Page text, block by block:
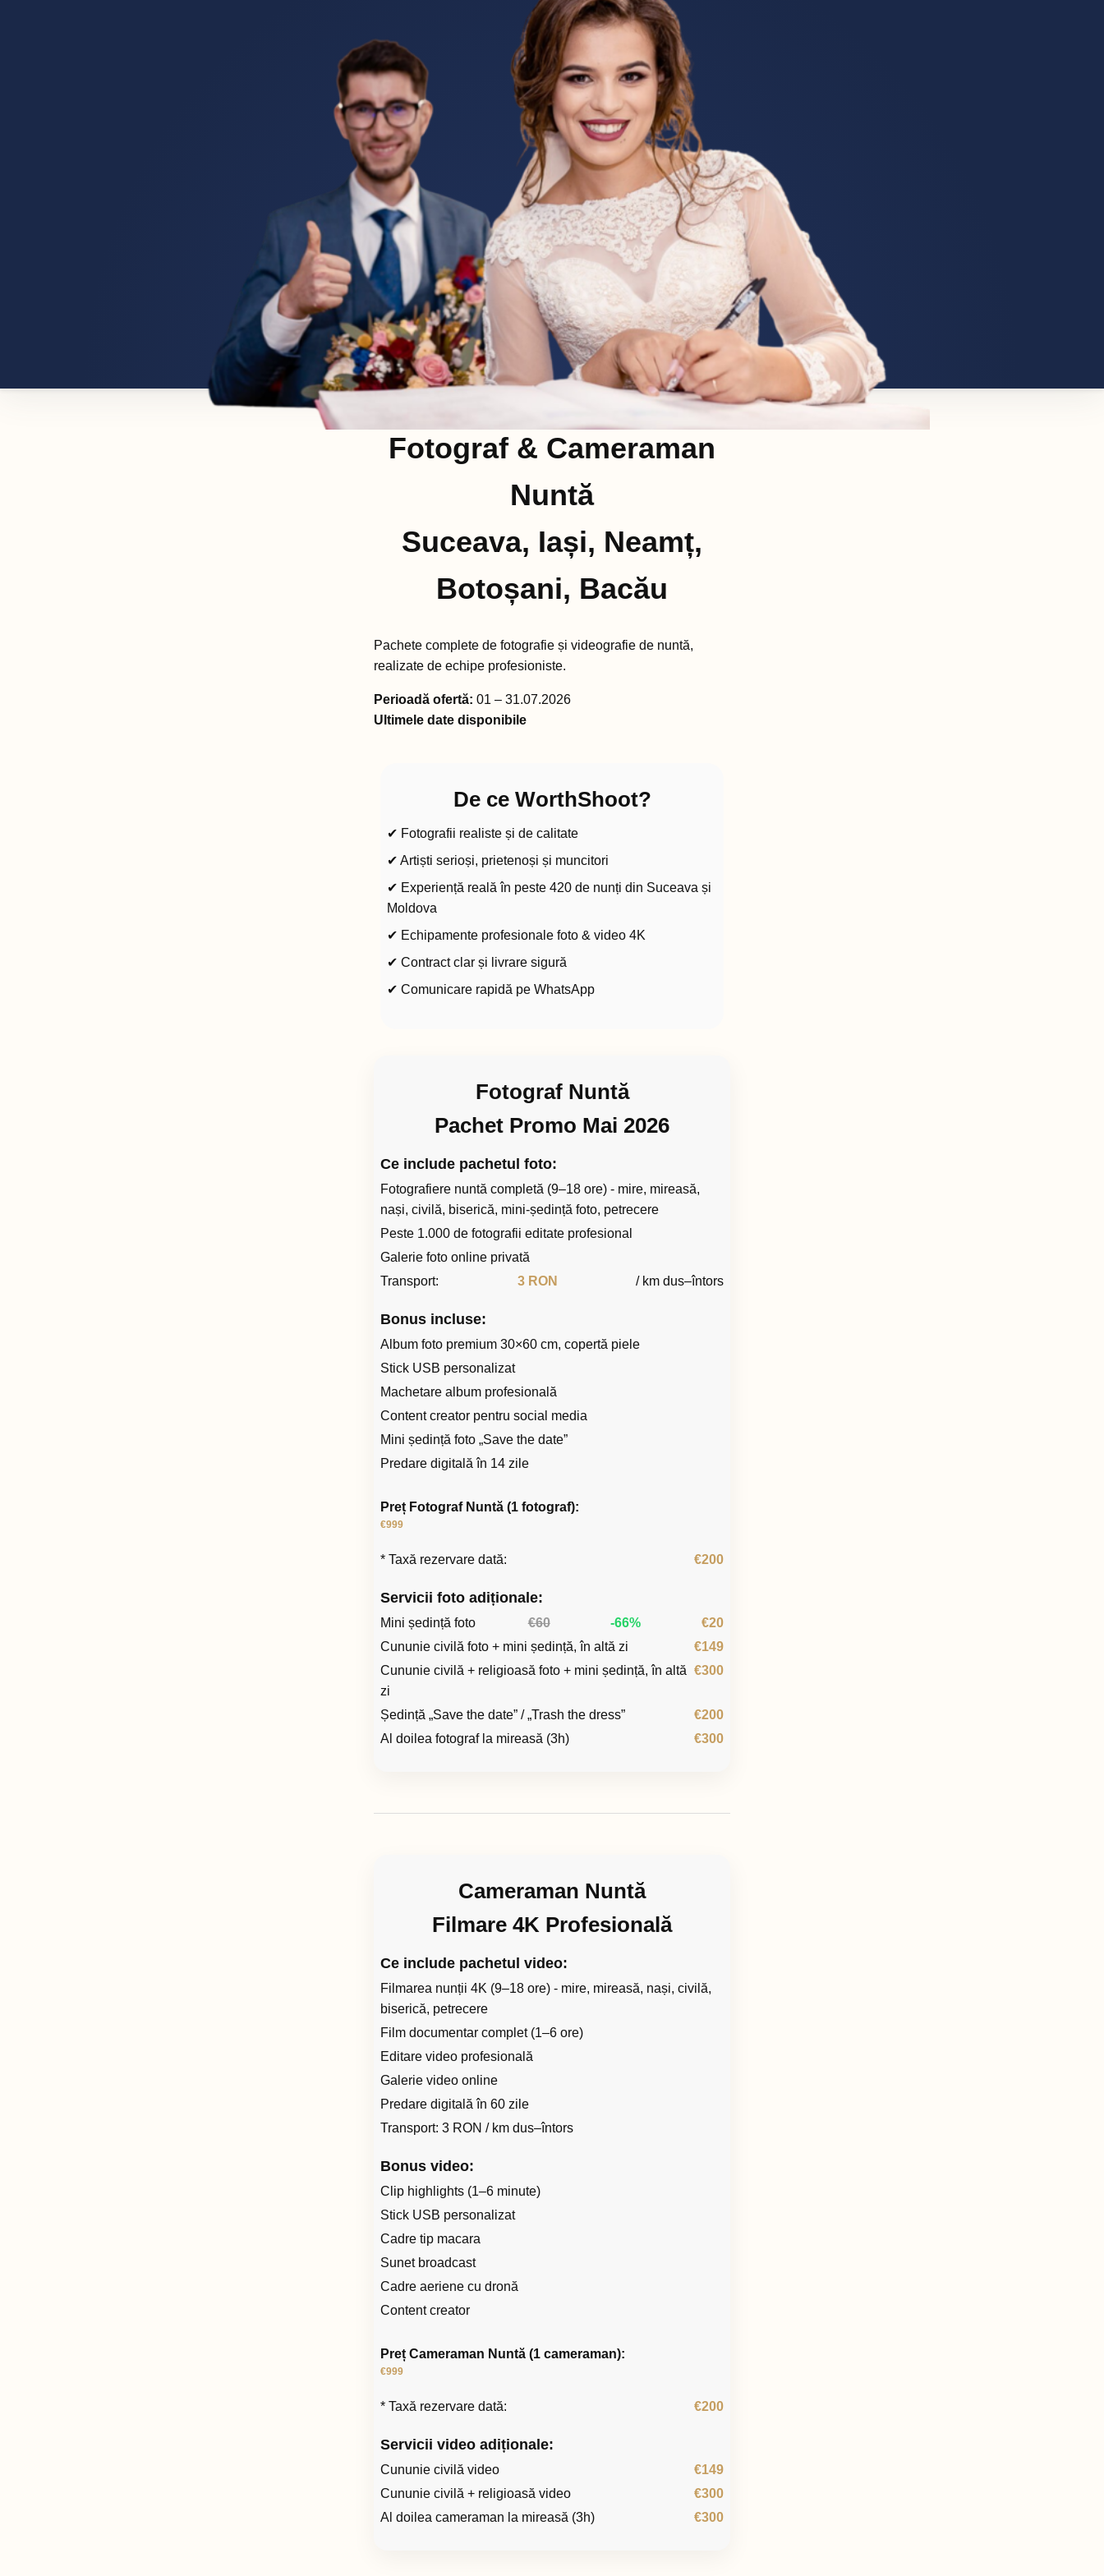
Fotograf & Cameraman
Nuntă
Suceava, Iași, Neamț,
Botoșani, Bacău
Pachete complete de fotografie și videografie de nuntă,
realizate de echipe profesioniste.
Perioadă ofertă: 01 – 31.07.2026
Ultimele date disponibile
De ce WorthShoot?
✔ Fotografii realiste și de calitate
✔ Artiști serioși, prietenoși și muncitori
✔ Experiență reală în peste 420 de nunți din Suceava și
Moldova
✔ Echipamente profesionale foto & video 4K
✔ Contract clar și livrare sigură
✔ Comunicare rapidă pe WhatsApp
Fotograf Nuntă
Pachet Promo Mai 2026
Ce include pachetul foto:
Fotografiere nuntă completă (9–18 ore) - mire, mireasă,
nași, civilă, biserică, mini-ședință foto, petrecere
Peste 1.000 de fotografii editate profesional
Galerie foto online privată
Transport:
3 RON / km dus–întors
Bonus incluse:
Album foto premium 30×60 cm, copertă piele
Stick USB personalizat
Machetare album profesională
Content creator pentru social media
Mini ședință foto „Save the date”
Predare digitală în 14 zile
Preț Fotograf Nuntă (1 fotograf):
€999
* Taxă rezervare dată: €200
Servicii foto adiționale:
Mini ședință foto €60 -66%
€20
Cununie civilă foto + mini ședință, în altă zi
€149
Cununie civilă + religioasă foto + mini ședință, în altă
zi
€300
Ședință „Save the date” / „Trash the dress”
€200
Al doilea fotograf la mireasă (3h)
€300
Cameraman Nuntă
Filmare 4K Profesională
Ce include pachetul video:
Filmarea nunții 4K (9–18 ore) - mire, mireasă, nași, civilă,
biserică, petrecere
Film documentar complet (1–6 ore)
Editare video profesională
Galerie video online
Predare digitală în 60 zile
Transport: 3 RON / km dus–întors
Bonus video:
Clip highlights (1–6 minute)
Stick USB personalizat
Cadre tip macara
Sunet broadcast
Cadre aeriene cu dronă
Content creator
Preț Cameraman Nuntă (1 cameraman):
€999
* Taxă rezervare dată: €200
Servicii video adiționale:
Cununie civilă video
€149
Cununie civilă + religioasă video
€300
Al doilea cameraman la mireasă (3h)
€300